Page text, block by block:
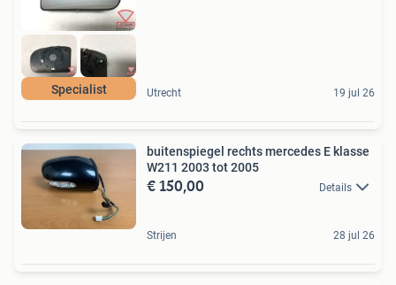
Specialist Utrecht 19 jul 26
buitenspiegel rechts mercedes E klasse
W211 2003 tot 2005
€ 150,00 Details
Strijen 28 jul 26